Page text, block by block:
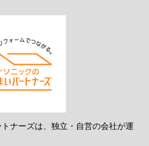
ナーズは、独立・自営の会社が運